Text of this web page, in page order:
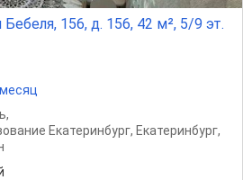
156, д. 156, 42 м², 5/9 эт.
,
Екатеринбург, Екатеринбург,